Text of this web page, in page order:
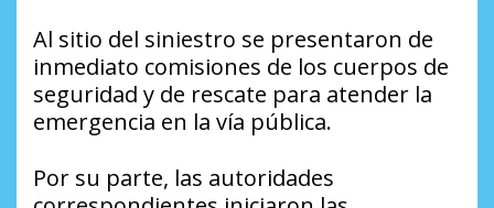
Al sitio del siniestro se presentaron de
inmediato comisiones de los cuerpos de
seguridad y de rescate para atender la
emergencia en la vía pública.
Por su parte, las autoridades